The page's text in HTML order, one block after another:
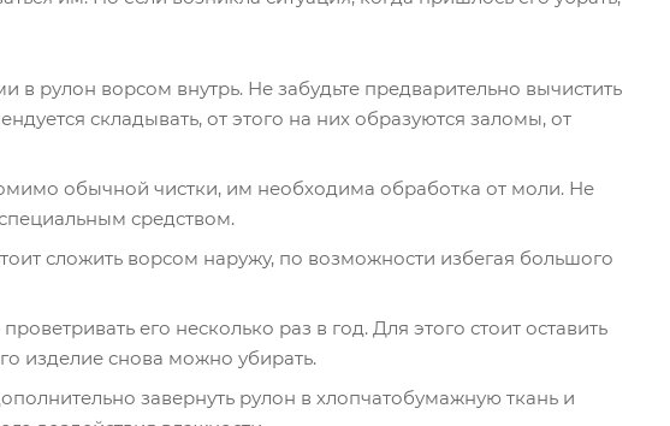
в рулон ворсом внутрь. Не забудьте предварительно вычистить
складывать, от этого на них образуются заломы, от
обычной чистки, им необходима обработка от моли. Не
средством.
сложить ворсом наружу, по возможности избегая большого
его несколько раз в год. Для этого стоит оставить
изделие снова можно убирать.
завернуть рулон в хлопчатобумажную ткань и